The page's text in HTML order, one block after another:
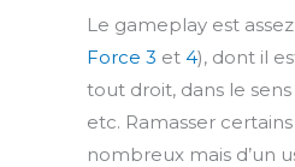
a
y
Le gameplay est
Force 3 et 4), dont il
tout droit, dans le
etc. Ramasser
nombreux mais d’un